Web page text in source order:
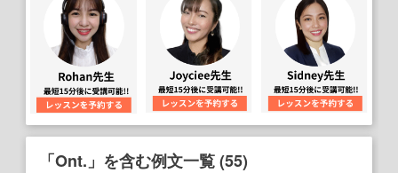
「Ont.」を含む例文一覧 (55)